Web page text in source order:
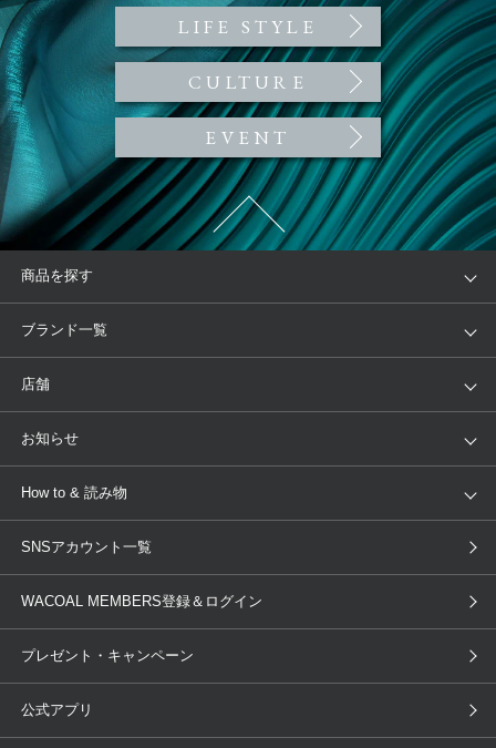
LIFE STYLE
CULTURE
EVENT
商品を探す
アイテム
トピックス
ブランド一覧
WACOAL
AMPHI une nana cool
OUR WACOAL
WACOAL Remamma
Licensed Brands
店舗
店舗を探す
ブラ無料診断
3Dボディスキャン
お知らせ
新着情報
商品回収
ニュース＆トピックス
How to & 読み物
下着の基礎知識
ブラパン ワコールスタイル
大人の工場見学inベトナム 人間科学研究開発センター見学
SNSアカウント一覧
WACOAL MEMBERS登録＆ログイン
プレゼント・キャンペーン
公式アプリ